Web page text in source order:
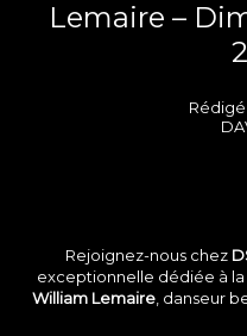
Lemaire –
Rédigé
Rejoignez-nous chez
exceptionnelle dédiée à
William Lemaire , danseur